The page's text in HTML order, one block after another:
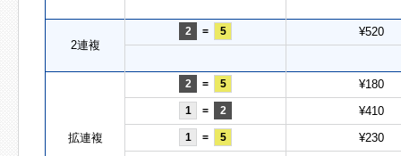
2連複
2 = 5 ¥520
拡連複
2 = 5 ¥180
1 = 2 ¥410
1 = 5 ¥230